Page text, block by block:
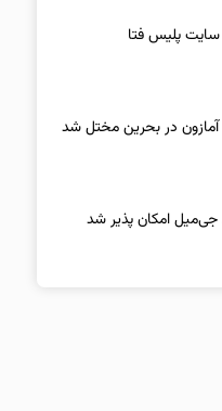
پلیس فتا
در بحرین مختل شد
جی‌میل امکان پذیر شد